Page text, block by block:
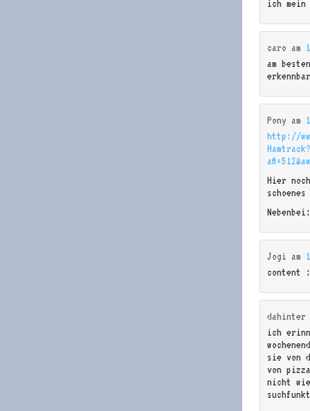
ich mein
caro am
am
Pony am
http://
Hamtrack?
Hier
Jogi am
content
dahinter
ich
sie von
von
nicht